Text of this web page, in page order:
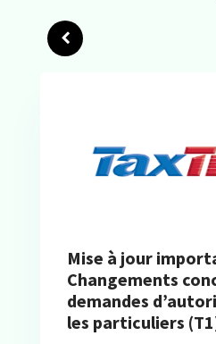
Mise à jour
Changements
demandes
les particuliers